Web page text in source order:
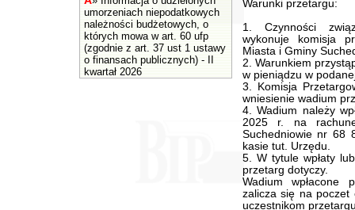
umorzeniach niepodatkowych
należności budżetowych, o
których mowa w art. 60 ufp
(zgodnie z art. 37 ust 1 ustawy
o finansach publicznych) - II
kwartał 2026
Warunki przetargu:
1. Czynności
wykonuje komisja
Miasta i Gminy
2. Warunkiem
w pieniądzu w
3. Komisja
wniesienie wadium
4. Wadium należy
2025 r. na
Suchedniowie nr 68
kasie tut. Urzędu.
5. W tytule wpłaty
przetarg dotyczy.
Wadium wpłacone
zalicza się na poczet
uczestnikom